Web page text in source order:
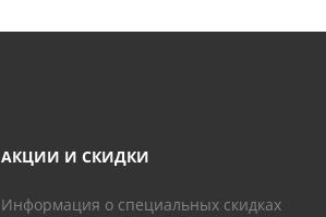
АКЦИИ И СКИДКИ
Информация о специальных скидках